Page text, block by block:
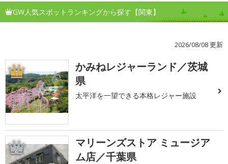
GW人気スポットランキングから探す【関東】
2026/08/08 更新
1
かみねレジャーランド／茨城
県
太平洋を一望できる本格レジャー施設
2
マリーンズストア ミュージア
ム店／千葉県